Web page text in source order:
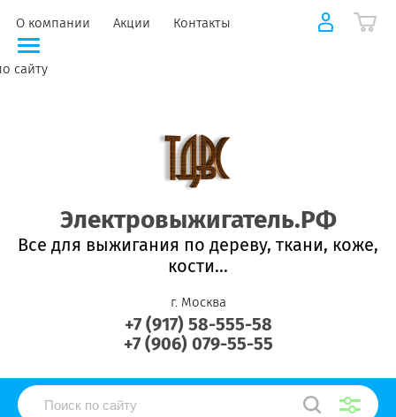
О компании Акции Контакты
сайту
Электровыжигатель.РФ
Все для выжигания по дереву, ткани, коже,
кости...
г. Москва
+7 (917) 58-555-58
+7 (906) 079-55-55